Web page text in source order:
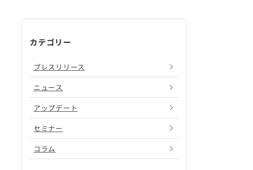
カテゴリー
プレスリリース
ニュース
アップデート
セミナー
コラム